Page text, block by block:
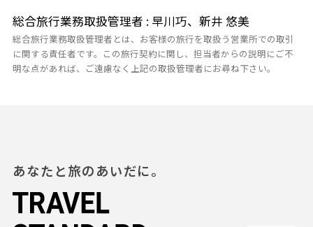
総合旅行業務取扱管理者 : 早川巧、新井 悠美
総合旅行業務取扱管理者とは、お客様の旅行を取扱う営業所での取引
に関する責任者です。この旅行契約に関し、担当者からの説明にご不
明な点があれば、ご遠慮なく上記の取扱管理者にお尋ね下さい。
あなたと旅のあいだに。